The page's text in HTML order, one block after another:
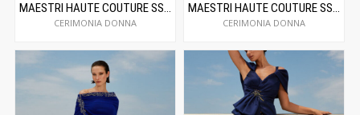
MAESTRI HAUTE COUTURE SS24C5032
CERIMONIA DONNA
MAESTRI HAUTE COUTURE SS24C5033
CERIMONIA DONNA